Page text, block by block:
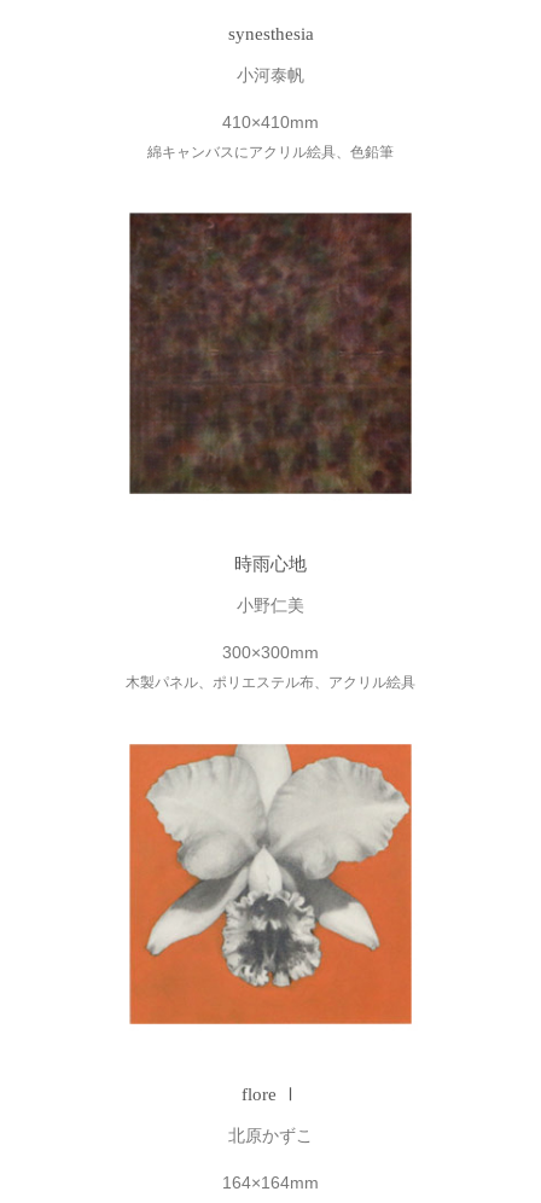
synesthesia
小河泰帆
410×410mm
綿キャンバスにアクリル絵具、色鉛筆
時雨心地
小野仁美
300×300mm
木製パネル、ポリエステル布、アクリル絵具
flore Ⅰ
北原かずこ
164×164mm